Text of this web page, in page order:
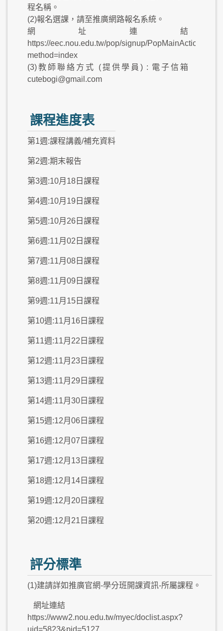
程名稱。
(2)報名選課，請至推廣網路報名系統。
網址連結
https://eec.nou.edu.tw/pop/signup/PopMainAction.do?
method=index
(3)教師聯絡方式 (提供學員) : 電子信箱
cutebogi@gmail.com
課程進度表
第1週:課程講義/補充資料
第2週:期末報告
第3週:10月18日課程
第4週:10月19日課程
第5週:10月26日課程
第6週:11月02日課程
第7週:11月08日課程
第8週:11月09日課程
第9週:11月15日課程
第10週:11月16日課程
第11週:11月22日課程
第12週:11月23日課程
第13週:11月29日課程
第14週:11月30日課程
第15週:12月06日課程
第16週:12月07日課程
第17週:12月13日課程
第18週:12月14日課程
第19週:12月20日課程
第20週:12月21日課程
評分標準
(1)建請詳如推廣官網-學分班開課資訊-所屬課程。
網址連結
https://www2.nou.edu.tw/myec/doclist.aspx?
uid=5823&pid=5127